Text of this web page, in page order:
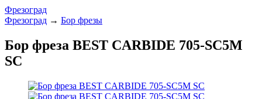
Фрезоград
Фрезоград → Бор фрезы
Бор фреза BEST CARBIDE 705-SC5M
SC